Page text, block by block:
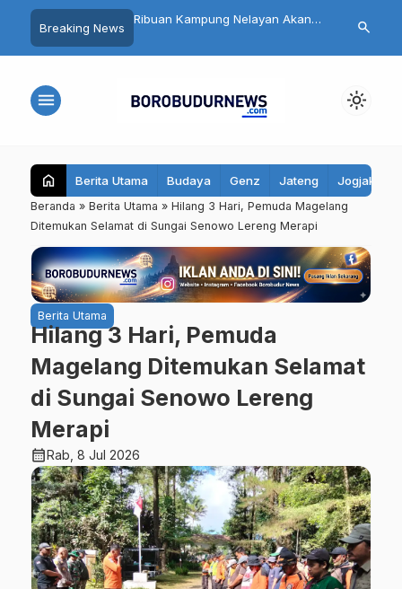
Breaking News
Penyebab Halitosis
Ribuan Kampung Nelayan Akan
bagi Ekonomi Indonesia
Bank
Kelola dan
search
menu light_mode
home Berita Utama Budaya Genz Jateng Jogjakarta
Beranda » Berita Utama » Hilang 3 Hari, Pemuda Magelang
Ditemukan Selamat di Sungai Senowo Lereng Merapi
Berita Utama
Hilang 3 Hari, Pemuda
Magelang Ditemukan Selamat
di Sungai Senowo Lereng
Merapi
calendar_monthRab, 8 Jul 2026